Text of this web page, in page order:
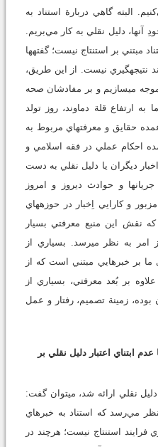
البته گاهي دربارة استناد به
آنها، دليل نقلي به کار مي‌بريم.
مبتني بر استنتاج نيست؛ گفته‏ها
نتيجه‏گيري نيست. از اين طريق،
مي‏سازيم و بر مفادشان صحه
ارتفاع قلة دماوند، روز تولد
عمده حقايق و معرفت‏هاي مربوط به
احکام عملي در فقه اسلامي و
ديگران يا دليل نقلي به دست
و حوادث ديروز و امروز
و کارايي اِخبار در حوزه‏هاي
نقش اين منبع معرفتي بسيار
امر به نظر مي‏رسد. بسياري از
ما بر خبرهايي مبتني است که از
بر بُعد معرفتي، بسياري از
زمينة تصميم، رفتار و عمل
يا عدم ابتناي اعتبار دليل نقلي بر
نقلي ارائه شد، مي‏توان گفت:
مي‌رسد که استناد به خبرهاي
فرايند استنتاج نيست؛ هرچند در